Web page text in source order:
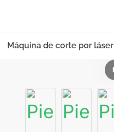
Máquina de corte por láser